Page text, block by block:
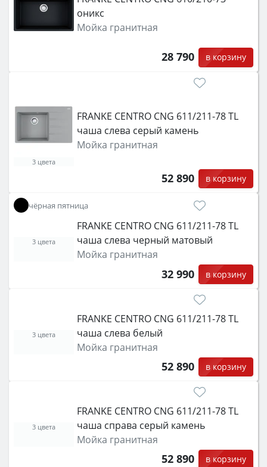
оникс
Мойка гранитная
28 790 в корзину
FRANKE CENTRO CNG 611/211-78 TL
чаша слева серый камень
Мойка гранитная
52 890 в корзину
3 цвета
чёрная пятница
FRANKE CENTRO CNG 611/211-78 TL
чаша слева черный матовый
Мойка гранитная
32 990 в корзину
3 цвета
FRANKE CENTRO CNG 611/211-78 TL
чаша слева белый
Мойка гранитная
52 890 в корзину
3 цвета
FRANKE CENTRO CNG 611/211-78 TL
чаша справа серый камень
Мойка гранитная
52 890 в корзину
3 цвета